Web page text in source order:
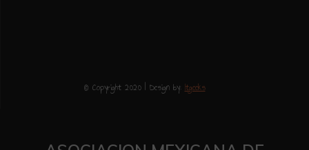
© Copyright 2020 | Design by:Itgeeks